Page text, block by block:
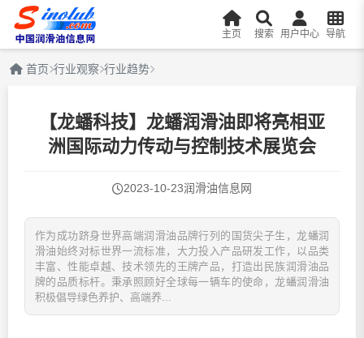
主页 搜索 用户中心 导航
首页 行业观察 行业趋势
【龙蟠科技】龙蟠润滑油即将亮相亚
洲国际动力传动与控制技术展览会
2023-10-23润滑油信息网
作为成功跻身世界高端润滑油品牌行列的国货尖子生，龙蟠润
滑油始终对标世界一流标准，大力投入产品研发工作，以品类
丰富、性能卓越、技术领先的王牌产品，打造出民族润滑油品
牌的品质标杆。秉承照顾好全球每一辆车的使命，龙蟠润滑油
积极倡导绿色养护、高端养...